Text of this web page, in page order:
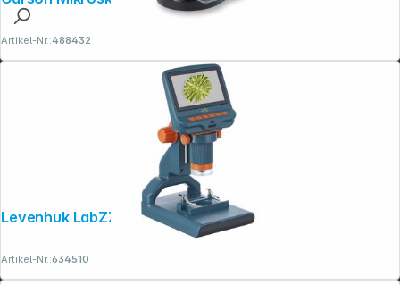
Artikel-Nr.:488432
Levenhuk LabZZ DM200
Artikel-Nr.:634510